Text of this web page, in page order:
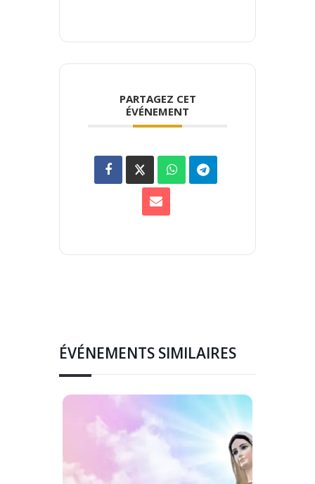
PARTAGEZ CET
ÉVÉNEMENT
ÉVÉNEMENTS SIMILAIRES